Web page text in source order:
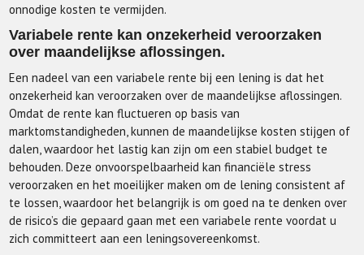
onnodige kosten te vermijden.
Variabele rente kan onzekerheid veroorzaken
over maandelijkse aflossingen.
Een nadeel van een variabele rente bij een lening is dat het
onzekerheid kan veroorzaken over de maandelijkse aflossingen.
Omdat de rente kan fluctueren op basis van
marktomstandigheden, kunnen de maandelijkse kosten stijgen of
dalen, waardoor het lastig kan zijn om een stabiel budget te
behouden. Deze onvoorspelbaarheid kan financiële stress
veroorzaken en het moeilijker maken om de lening consistent af
te lossen, waardoor het belangrijk is om goed na te denken over
de risico’s die gepaard gaan met een variabele rente voordat u
zich committeert aan een leningsovereenkomst.